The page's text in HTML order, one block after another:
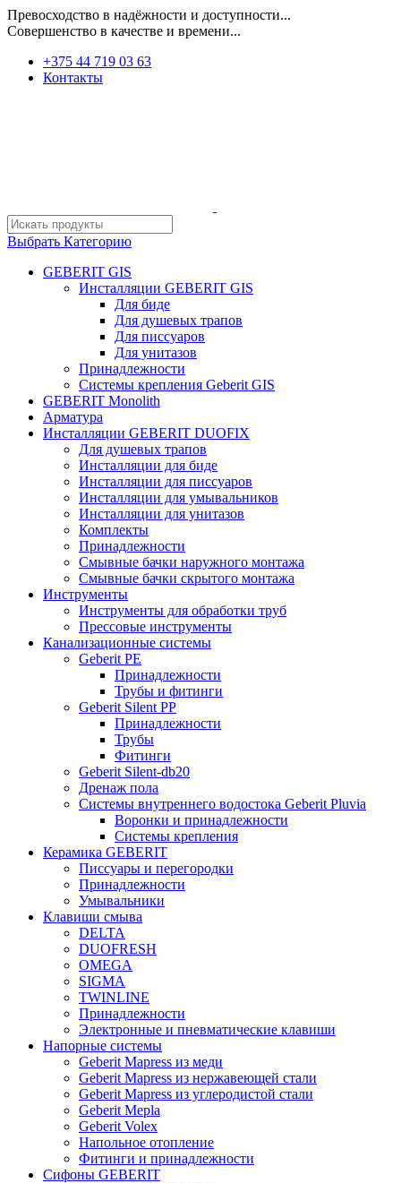
Превосходство в надёжности и доступности...
Совершенство в качестве и времени...
+375 44 719 03 63
Контакты
Выбрать Категорию
GEBERIT GIS
Инсталляции GEBERIT GIS
Для биде
Для душевых трапов
Для писсуаров
Для унитазов
Принадлежности
Системы крепления Geberit GIS
GEBERIT Monolith
Арматура
Инсталляции GEBERIT DUOFIX
Для душевых трапов
Инсталляции для биде
Инсталляции для писсуаров
Инсталляции для умывальников
Инсталляции для унитазов
Комплекты
Принадлежности
Смывные бачки наружного монтажа
Смывные бачки скрытого монтажа
Инструменты
Инструменты для обработки труб
Прессовые инструменты
Канализационные системы
Geberit PE
Принадлежности
Трубы и фитинги
Geberit Silent PP
Принадлежности
Трубы
Фитинги
Geberit Silent-db20
Дренаж пола
Системы внутреннего водостока Geberit Pluvia
Воронки и принадлежности
Системы крепления
Керамика GEBERIT
Писсуары и перегородки
Принадлежности
Умывальники
Клавиши смыва
DELTA
DUOFRESH
OMEGA
SIGMA
TWINLINE
Принадлежности
Электронные и пневматические клавиши
Напорные системы
Geberit Mapress из меди
Geberit Mapress из нержавеющей стали
Geberit Mapress из углеродистой стали
Geberit Mepla
Geberit Volex
Напольное отопление
Фитинги и принадлежности
Сифоны GEBERIT